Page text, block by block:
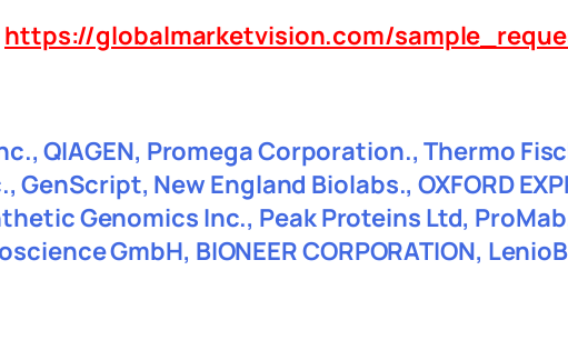
https://globalmarketvision.com/
QIAGEN, Promega Corporation., Thermo
New England Biolabs., OXFORD
Genomics Inc., Peak Proteins Ltd,
GmbH, BIONEER CORPORATION,